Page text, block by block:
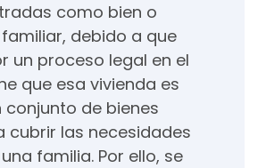
como bien o
debido a que
un proceso legal en el
que esa vivienda es
conjunto de bienes
cubrir las necesidades
familia. Por ello, se